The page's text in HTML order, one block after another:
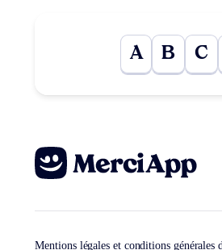
A B C
Mentions légales et conditions générales